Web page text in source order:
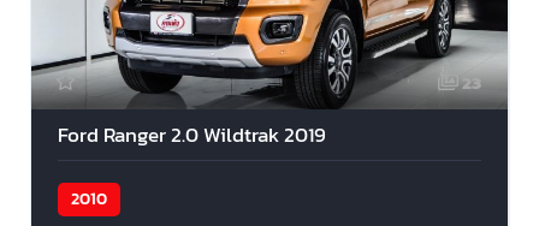
23
Ford Ranger 2.0 Wildtrak 2019
2010